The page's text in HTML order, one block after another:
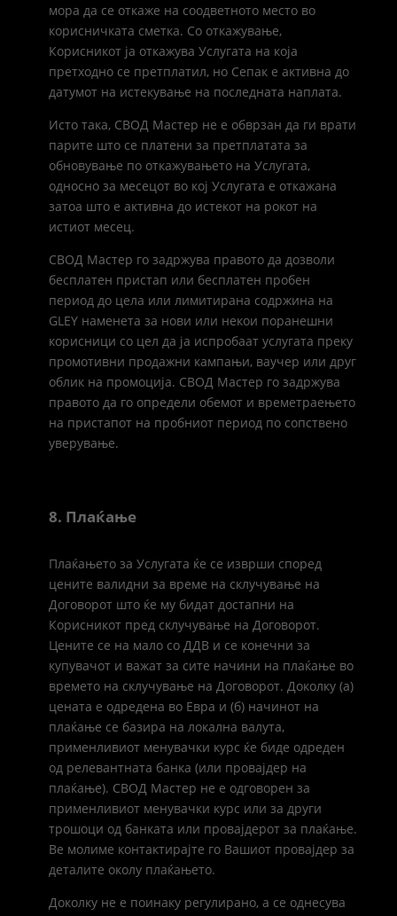
мора да се откаже на соодветното место во
корисничката сметка. Со откажување,
Корисникот ја откажува Услугата на која
претходно се претплатил, но Сепак е активна до
датумот на истекување на последната наплата.
Исто така, СВОД Мастер не е обврзан да ги врати
парите што се платени за претплатата за
обновување по откажувањето на Услугата,
односно за месецот во кој Услугата е откажана
затоа што е активна до истекот на рокот на
истиот месец.
СВОД Мастер го задржува правото да дозволи
бесплатен пристап или бесплатен пробен
период до цела или лимитирана содржина на
GLEY наменета за нови или некои поранешни
корисници со цел да ја испробаат услугата преку
промотивни продажни кампањи, ваучер или друг
облик на промоција. СВОД Мастер го задржува
правото да го определи обемот и времетраењето
на пристапот на пробниот период по сопствено
уверување.
8. Плаќање
Плаќањето за Услугата ќе се изврши според
цените валидни за време на склучување на
Договорот што ќе му бидат достапни на
Корисникот пред склучување на Договорот.
Цените се на мало со ДДВ и се конечни за
купувачот и важат за сите начини на плаќање во
времето на склучување на Договорот. Доколку (а)
цената е одредена во Евра и (б) начинот на
плаќање се базира на локална валута,
применливиот менувачки курс ќе биде одреден
од релевантната банка (или провајдер на
плаќање). СВОД Мастер не е одговорен за
применливиот менувачки курс или за други
трошоци од банката или провајдерот за плаќање.
Ве молиме контактирајте го Вашиот провајдер за
деталите околу плаќањето.
Доколку не е поинаку регулирано, а се однесува